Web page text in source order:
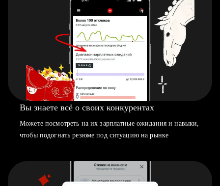
Вы знаете всё о своих конкурентах
Можете посмотреть на их зарплатные ожидания и навыки,
чтобы подогнать резюме под ситуацию на рынке